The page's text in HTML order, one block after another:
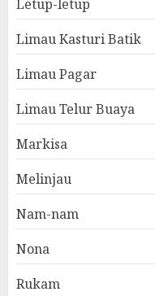
Letup-letup
Limau Kasturi Batik
Limau Pagar
Limau Telur Buaya
Markisa
Melinjau
Nam-nam
Nona
Rukam